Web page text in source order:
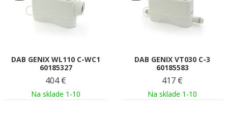
DAB GENIX WL110 C-WC1
60185327
404 €
Na sklade 1-10
DAB GENIX VT030 C-3
60185583
417 €
Na sklade 1-10